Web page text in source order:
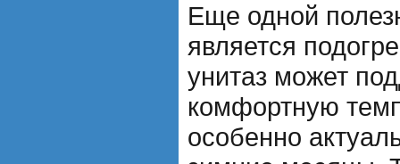
Еще одной
является
унитаз может
комфортную
особенно